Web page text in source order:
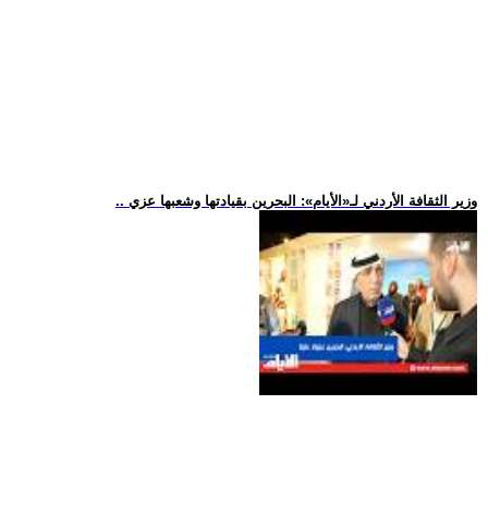
.. وزير الثقافة الأردني لـ«الأيام»: البحرين بقيادتها وشعبها عزي